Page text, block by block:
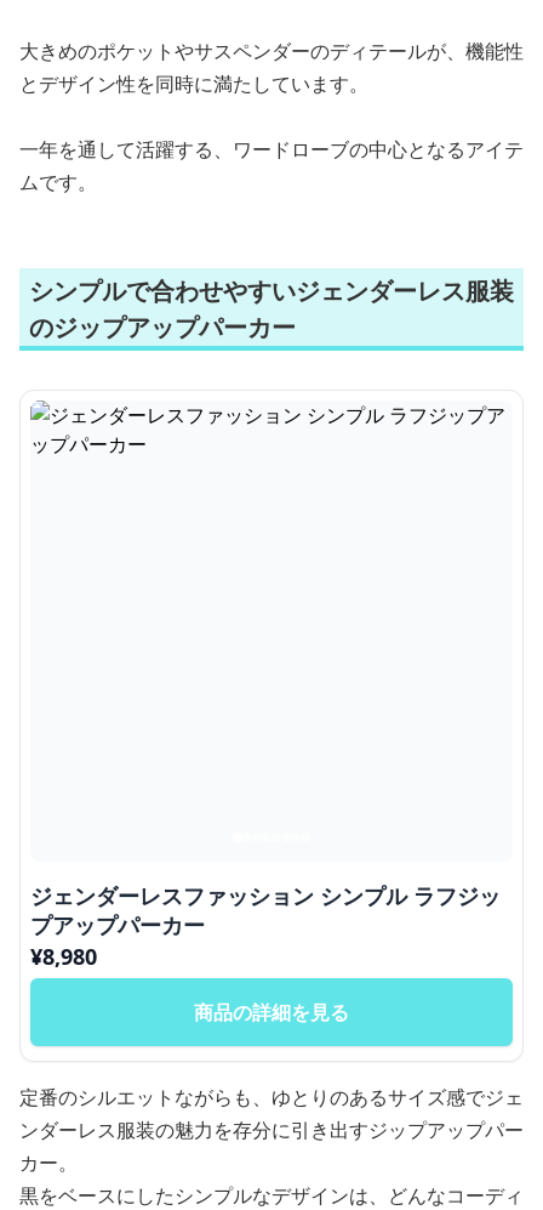
大きめのポケットやサスペンダーのディテールが、機能性
とデザイン性を同時に満たしています。
一年を通して活躍する、ワードローブの中心となるアイテ
ムです。
シンプルで合わせやすいジェンダーレス服装
のジップアップパーカー
ジェンダーレスファッション シンプル ラフジッ
プアップパーカー
¥8,980
商品の詳細を見る
定番のシルエットながらも、ゆとりのあるサイズ感でジェ
ンダーレス服装の魅力を存分に引き出すジップアップパー
カー。
黒をベースにしたシンプルなデザインは、どんなコーディ